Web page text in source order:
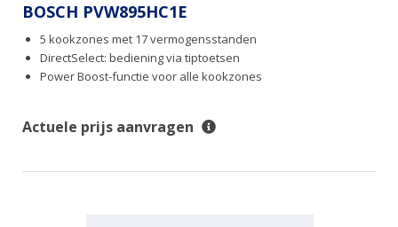
BOSCH PVW895HC1E
5 kookzones met 17 vermogensstanden
DirectSelect: bediening via tiptoetsen
Power Boost-functie voor alle kookzones
Actuele prijs aanvragen